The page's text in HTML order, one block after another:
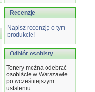
Recenzje
Napisz recenzję o tym
produkcie!
Odbiór osobisty
Tonery można odebrać
osobiście w Warszawie
po wcześniejszym
ustaleniu.